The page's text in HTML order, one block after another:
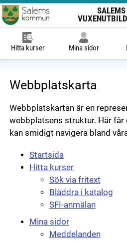
SALEMS
Hitta kurser Mina sidor
Webbplatskarta
Webbplatskartan är en
webbplatsens struktur. Här får
kan smidigt navigera bland
Startsida
Hitta kurser
Sök via fritext
Bläddra i katalog
SFI-anmälan
Mina sidor
Meddelanden